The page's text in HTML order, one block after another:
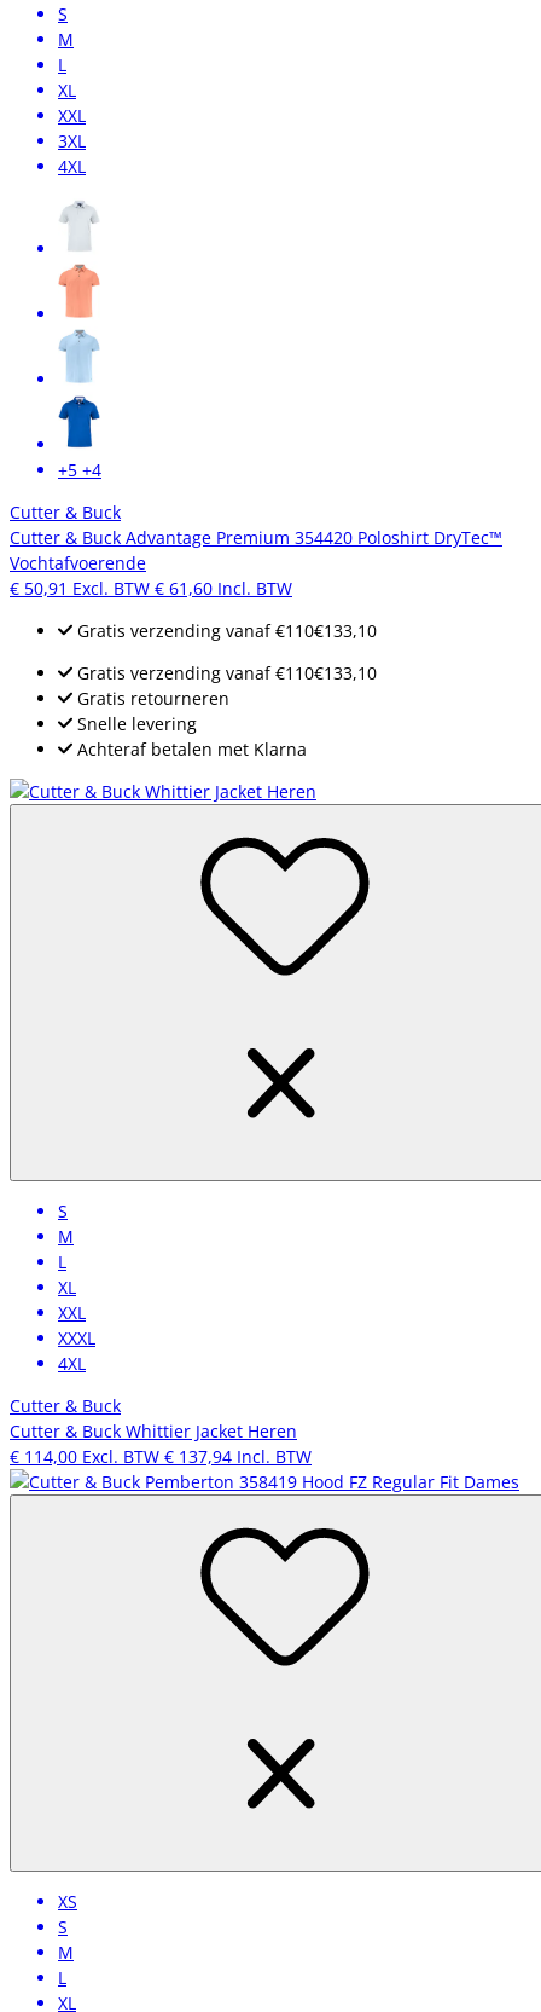
S
M
L
XL
XXL
3XL
4XL
+5 +4
Cutter & Buck
Cutter & Buck Advantage Premium 354420 Poloshirt DryTec™
Vochtafvoerende
€ 50,91 Excl. BTW € 61,60 Incl. BTW
Gratis verzending vanaf€110€133,10
Gratis verzending vanaf€110€133,10
Gratis retourneren
Snelle levering
Achteraf betalen met Klarna
S
M
L
XL
XXL
XXXL
4XL
Cutter & Buck
Cutter & Buck Whittier Jacket Heren
€ 114,00 Excl. BTW € 137,94 Incl. BTW
XS
S
M
L
XL